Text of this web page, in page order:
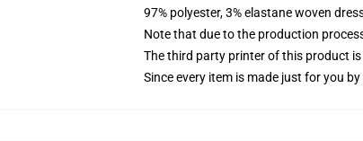
97% polyester, 3% elastane woven
Note that due to the production
The third party printer of this product
Since every item is made just for you